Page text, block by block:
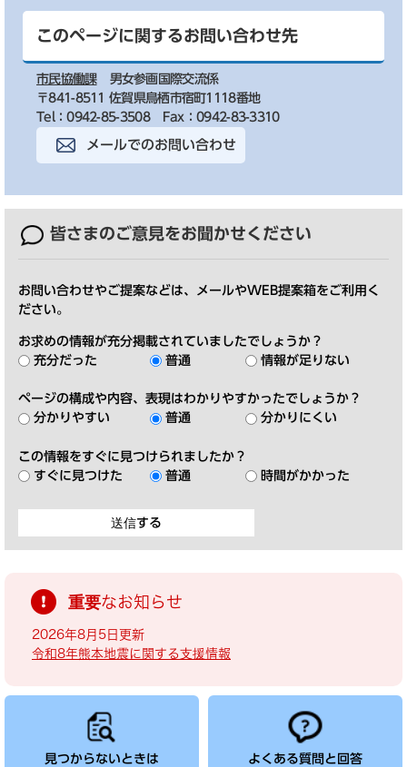
このページに関するお問い合わせ先
市民協働課
男女参画国際交流係
〒841-8511 佐賀県鳥栖市宿町1118番地
Tel：0942-85-3508
Fax：0942-83-3310
メールでのお問い合わせ
皆さまのご意見をお聞かせください
お問い合わせやご提案などは、メールやWEB提案箱をご利用く
ださい。
お求めの情報が充分掲載されていましたでしょうか？
充分だった
普通 情報が足りない
ページの構成や内容、表現はわかりやすかったでしょうか？
分かりやすい
普通 分かりにくい
この情報をすぐに見つけられましたか？
すぐに見つけた
普通 時間がかかった
重要なお知らせ
2026年8月5日更新
令和8年熊本地震に関する支援情報
見つからないときは よくある質問と回答